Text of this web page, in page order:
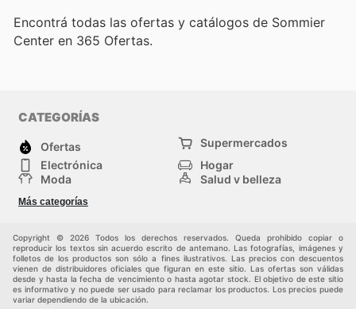
Encontrá todas las ofertas y catálogos de Sommier
Center en 365 Ofertas.
CATEGORÍAS
Ofertas
Supermercados
Electrónica
Hogar
Moda
Salud y belleza
Deportes
Más categorías
Copyright © 2026 Todos los derechos reservados. Queda prohibido copiar o
reproducir los textos sin acuerdo escrito de antemano. Las fotografías, imágenes y
folletos de los productos son sólo a fines ilustrativos. Las precios con descuentos
vienen de distribuidores oficiales que figuran en este sitio. Las ofertas son válidas
desde y hasta la fecha de vencimiento o hasta agotar stock. El objetivo de este sitio
es informativo y no puede ser usado para reclamar los productos. Los precios puede
variar dependiendo de la ubicación.